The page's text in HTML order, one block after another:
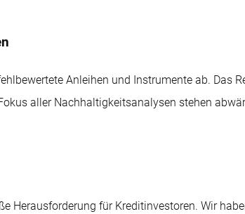
Anleihen und Instrumente ab. Das
aller Nachhaltigkeitsanalysen stehen
Herausforderung für Kreditinvestoren. Wir